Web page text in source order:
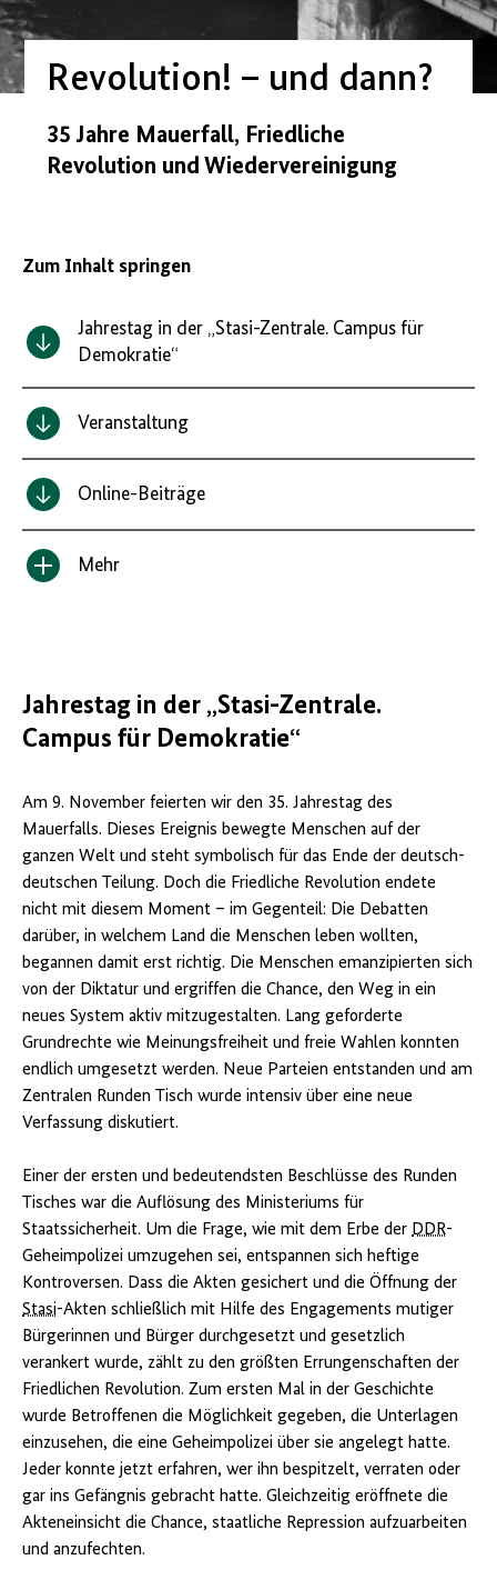
Revolution! – und dann?
35 Jahre Mauerfall, Friedliche
Revolution und Wiedervereinigung
Zum Inhalt springen
Jahrestag in der „Stasi-Zentrale. Campus für
Demokratie“
Veranstaltung
Online-Beiträge
Inhalt
Mehr
Jahrestag in der „Stasi-Zentrale.
Campus für Demokratie“
Am 9. November feierten wir den 35. Jahrestag des
Mauerfalls. Dieses Ereignis bewegte Menschen auf der
ganzen Welt und steht symbolisch für das Ende der deutsch-
deutschen Teilung. Doch die Friedliche Revolution endete
nicht mit diesem Moment – im Gegenteil: Die Debatten
darüber, in welchem Land die Menschen leben wollten,
begannen damit erst richtig. Die Menschen emanzipierten sich
von der Diktatur und ergriffen die Chance, den Weg in ein
neues System aktiv mitzugestalten. Lang geforderte
Grundrechte wie Meinungsfreiheit und freie Wahlen konnten
endlich umgesetzt werden. Neue Parteien entstanden und am
Zentralen Runden Tisch wurde intensiv über eine neue
Verfassung diskutiert.
Einer der ersten und bedeutendsten Beschlüsse des Runden
Tisches war die Auflösung des Ministeriums für
Staatssicherheit. Um die Frage, wie mit dem Erbe der DDR-
Geheimpolizei umzugehen sei, entspannen sich heftige
Kontroversen. Dass die Akten gesichert und die Öffnung der
Stasi-Akten schließlich mit Hilfe des Engagements mutiger
Bürgerinnen und Bürger durchgesetzt und gesetzlich
verankert wurde, zählt zu den größten Errungenschaften der
Friedlichen Revolution. Zum ersten Mal in der Geschichte
wurde Betroffenen die Möglichkeit gegeben, die Unterlagen
einzusehen, die eine Geheimpolizei über sie angelegt hatte.
Jeder konnte jetzt erfahren, wer ihn bespitzelt, verraten oder
gar ins Gefängnis gebracht hatte. Gleichzeitig eröffnete die
Akteneinsicht die Chance, staatliche Repression aufzuarbeiten
und anzufechten.